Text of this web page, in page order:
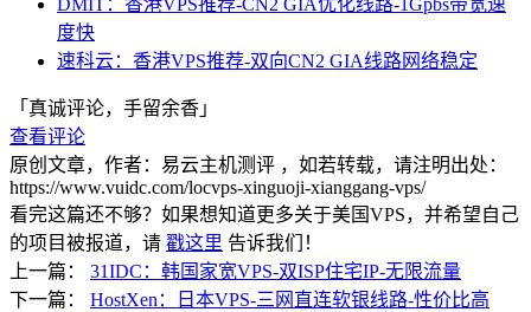
DMIT：香港VPS推荐-CN2 GIA优化线路-1Gpbs带宽速
度快
速科云：香港VPS推荐-双向CN2 GIA线路网络稳定
「真诚评论，手留余香」
查看评论
原创文章，作者：易云主机测评 ，如若转载，请注明出处：
https://www.vuidc.com/locvps-xinguoji-xianggang-vps/
看完这篇还不够？如果想知道更多关于美国VPS，并希望自己
的项目被报道，请 戳这里 告诉我们！
上一篇：
31IDC：韩国家宽VPS-双ISP住宅IP-无限流量
下一篇：
HostXen：日本VPS-三网直连软银线路-性价比高